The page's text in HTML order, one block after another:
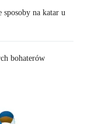
sposoby na katar u
bohaterów